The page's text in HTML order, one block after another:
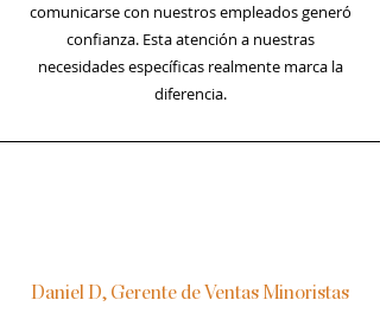
comunicarse con nuestros empleados generó
confianza. Esta atención a nuestras
necesidades específicas realmente marca la
diferencia.
Daniel D, Gerente de Ventas Minoristas